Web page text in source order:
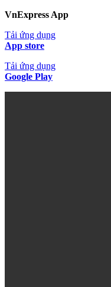
VnExpress App
Tải ứng dụng
App store
Tải ứng dụng
Google Play